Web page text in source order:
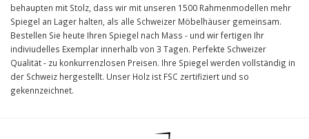
behaupten mit Stolz, dass wir mit unseren 1500 Rahmenmodellen mehr
Spiegel an Lager halten, als alle Schweizer Möbelhäuser gemeinsam.
Bestellen Sie heute Ihren Spiegel nach Mass - und wir fertigen Ihr
indiviudelles Exemplar innerhalb von 3 Tagen. Perfekte Schweizer
Qualität - zu konkurrenzlosen Preisen. Ihre Spiegel werden vollständig in
der Schweiz hergestellt. Unser Holz ist FSC zertifiziert und so
gekennzeichnet.